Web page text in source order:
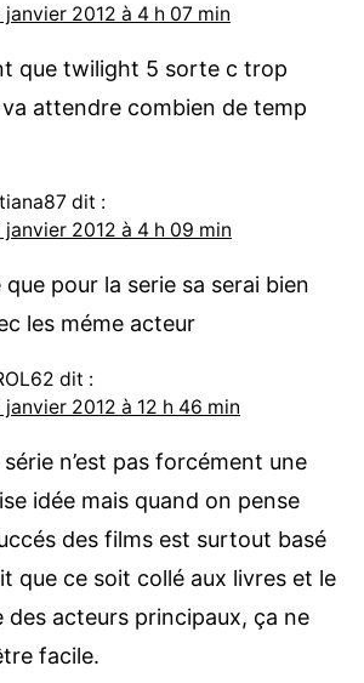
janvier 2012 à 4 h 07 min
que twilight 5 sorte c trop
attendre combien de temp
dit :
janvier 2012 à 4 h 09 min
que pour la serie sa serai bien
les méme acteur
dit :
janvier 2012 à 12 h 46 min
série n’est pas forcément une
idée mais quand on pense
des films est surtout basé
que ce soit collé aux livres et le
des acteurs principaux, ça ne
facile.